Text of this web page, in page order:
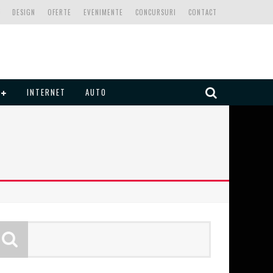
CONTACT
CONCURSURI
EVENIMENTE
OFERTE
DESIGN
INTERNET AUTO